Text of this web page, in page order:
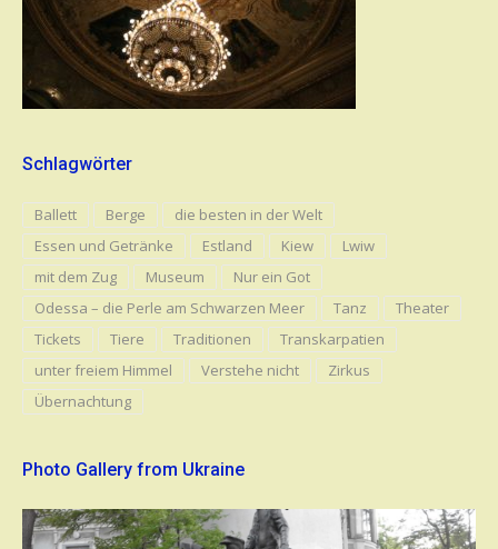
Schlagwörter
Ballett Berge
die besten in der Welt
Essen und Getränke
Estland Kiew
Lwiw
mit dem Zug
Museum
Nur ein Got
Odessa – die Perle am Schwarzen Meer
Tanz
Theater
Tickets
Tiere Traditionen
Transkarpatien
unter freiem Himmel
Verstehe nicht
Zirkus
Übernachtung
Photo Gallery from Ukraine